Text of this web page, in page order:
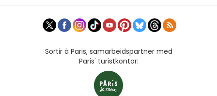
Sortir à Paris, samarbeidspartner med
Paris' turistkontor: